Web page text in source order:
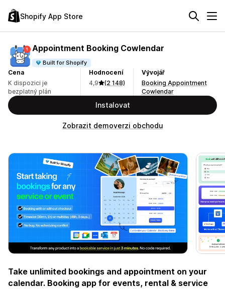
Shopify App Store
Appointment Booking Cowlendar
Built for Shopify
Cena
K dispozici je
bezplatný plán
Hodnocení
4,9
(2 148)
Vývojář
Booking Appointment
Cowlendar
Instalovat
Zobrazit demoverzi obchodu
Take unlimited bookings and appointment on your
calendar. Booking app for events, rental & service